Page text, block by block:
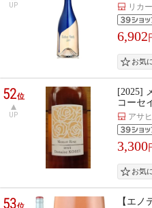
UP リカ
6,902
52位
UP
[2025]
コーセ
アサ
3,300
53位
【エノ